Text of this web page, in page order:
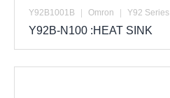
Y92B1001B Omron Y92 Series
Y92B-N100 :HEAT SINK